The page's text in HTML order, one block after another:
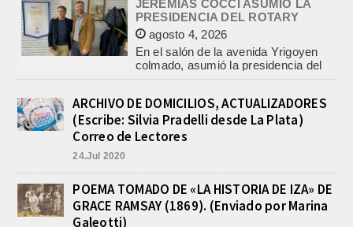
colmado, asumió la presidencia del
Rotary Club de Lobos Jeremías
Cocci, para el...
LA CAPILLA SAN CAYETANO
COLMADA EN LA MISA CENTRAL
DE LA FIESTA DEL SANTO DEL
PAN Y EL TRABAJO
agosto 7, 2026
La Capilla San Cayetano, de Salgado
y Matanza, fue el centro de la
BASQUET EN CADETES:
ATHLETIC JUEGA EL
ARCHIVO DE DOMICILIOS, ACTUALIZADORES
(Escribe: Silvia Pradelli desde La Plata)
Correo de Lectores
24.Jul 2020
POEMA TOMADO DE «LA HISTORIA DE IZA» DE
GRACE RAMSAY (1869). (Enviado por Marina
Galeotti)